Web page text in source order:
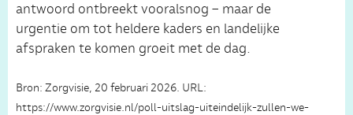
antwoord ontbreekt vooralsnog – maar de
urgentie om tot heldere kaders en landelijke
afspraken te komen groeit met de dag.
Bron: Zorgvisie, 20 februari 2026. URL:
https://www.zorgvisie.nl/poll-uitslag-uiteindelijk-zullen-we-